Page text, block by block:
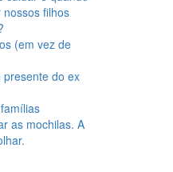
filhos
(em vez de
do ex
as mochilas. A